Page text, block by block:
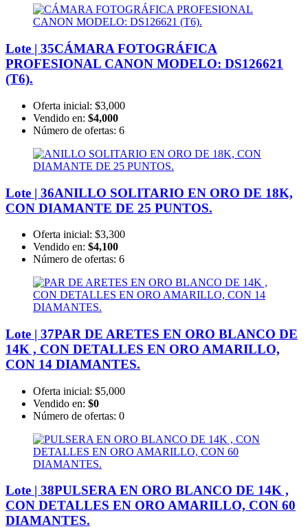
Lote | 35CÁMARA FOTOGRÁFICA
PROFESIONAL CANON MODELO: DS126621
(T6).
Oferta inicial: $3,000
Vendido en: $4,000
Número de ofertas: 6
Lote | 36ANILLO SOLITARIO EN ORO DE 18K,
CON DIAMANTE DE 25 PUNTOS.
Oferta inicial: $3,300
Vendido en: $4,100
Número de ofertas: 6
Lote | 37PAR DE ARETES EN ORO BLANCO DE
14K , CON DETALLES EN ORO AMARILLO,
CON 14 DIAMANTES.
Oferta inicial: $5,000
Vendido en: $0
Número de ofertas: 0
Lote | 38PULSERA EN ORO BLANCO DE 14K ,
CON DETALLES EN ORO AMARILLO, CON 60
DIAMANTES.